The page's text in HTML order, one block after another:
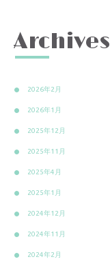
Archives
2026年2月
2026年1月
2025年12月
2025年11月
2025年4月
2025年1月
2024年12月
2024年11月
2024年2月